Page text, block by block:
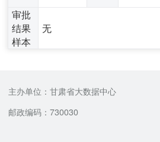
审批
结果
样本
无
主办单位：甘肃省大数据中心
邮政编码：730030